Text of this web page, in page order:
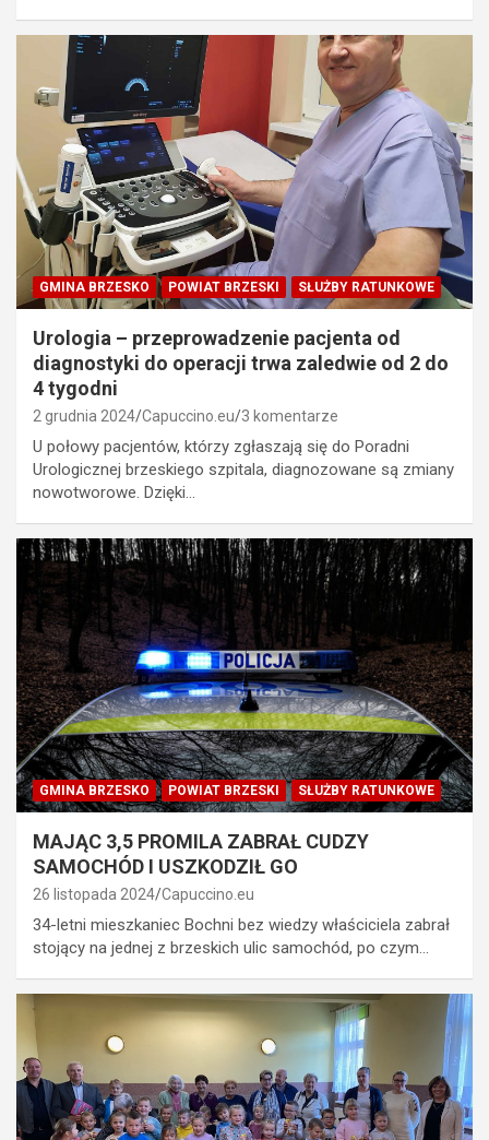
GMINA BRZESKO POWIAT BRZESKI SŁUŻBY RATUNKOWE
Urologia – przeprowadzenie pacjenta od
diagnostyki do operacji trwa zaledwie od 2 do
4 tygodni
2 grudnia 2024 Capuccino.eu 3 komentarze
U połowy pacjentów, którzy zgłaszają się do Poradni
Urologicznej brzeskiego szpitala, diagnozowane są zmiany
nowotworowe. Dzięki…
GMINA BRZESKO POWIAT BRZESKI SŁUŻBY RATUNKOWE
MAJĄC 3,5 PROMILA ZABRAŁ CUDZY
SAMOCHÓD I USZKODZIŁ GO
26 listopada 2024 Capuccino.eu
34-letni mieszkaniec Bochni bez wiedzy właściciela zabrał
stojący na jednej z brzeskich ulic samochód, po czym…